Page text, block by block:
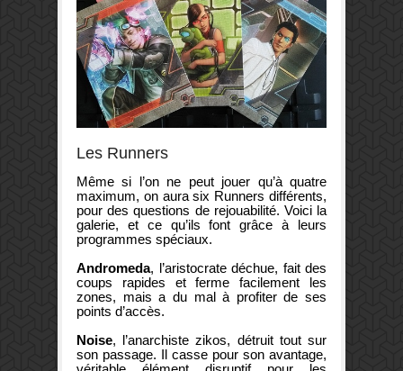
Les Runners
Même si l’on ne peut jouer qu’à quatre
maximum, on aura six Runners différents,
pour des questions de rejouabilité. Voici la
galerie, et ce qu’ils font grâce à leurs
programmes spéciaux.
Andromeda, l’aristocrate déchue, fait des
coups rapides et ferme facilement les
zones, mais a du mal à profiter de ses
points d’accès.
Noise, l’anarchiste zikos, détruit tout sur
son passage. Il casse pour son avantage,